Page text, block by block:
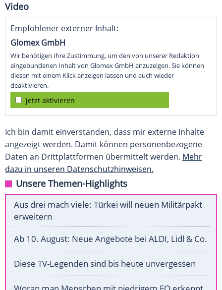
Video
Empfohlener externer Inhalt:
Glomex GmbH
Wir benötigen Ihre Zustimmung, um den von unserer Redaktion
eingebundenen Inhalt von Glomex GmbH anzuzeigen. Sie können
diesen mit einem Klick anzeigen lassen und auch wieder
deaktivieren.
jetzt aktivieren
Ich bin damit einverstanden, dass mir externe Inhalte
angezeigt werden. Damit können personenbezogene
Daten an Drittplattformen übermittelt werden. Mehr
dazu in unseren Datenschutzhinweisen.
Unsere Themen-Highlights
Aus drei mach viele: Türkei will neuen Militärpakt
erweitern
Ab 10. August: Neue Angebote bei ALDI, Lidl & Co.
Diese TV-Legenden sind bis heute unvergessen